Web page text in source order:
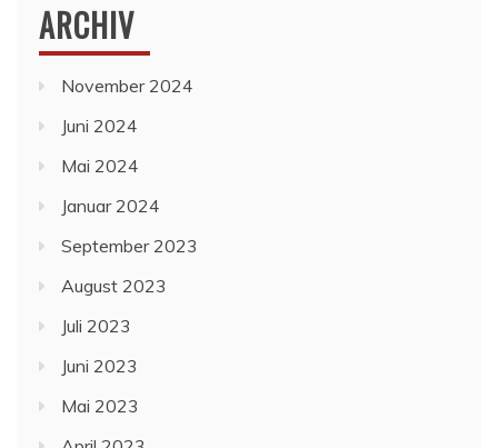
ARCHIV
November 2024
Juni 2024
Mai 2024
Januar 2024
September 2023
August 2023
Juli 2023
Juni 2023
Mai 2023